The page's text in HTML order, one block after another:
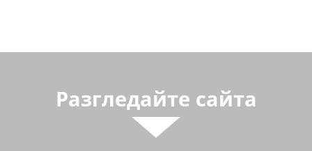
Разгледайте сайта